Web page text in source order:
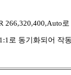
266,320,400,Auto
로 동기화되어 작